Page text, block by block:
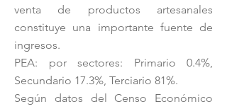
venta de productos artesanales
constituye una importante fuente de
ingresos.
PEA: por sectores: Primario 0.4%,
Secundario 17.3%, Terciario 81%.
Según datos del Censo Económico